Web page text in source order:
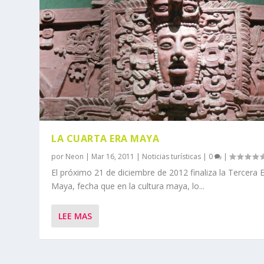
LA CUARTA ERA MAYA
por Neon | Mar 16, 2011 | Noticias turísticas | 0 |
El próximo 21 de diciembre de 2012 finaliza la Tercera
Maya, fecha que en la cultura maya, lo...
LEE MAS